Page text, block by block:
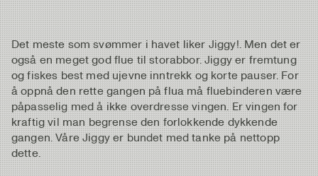
Det meste som svømmer i havet liker Jiggy!. Men det er
også en meget god flue til storabbor. Jiggy er fremtung
og fiskes best med ujevne inntrekk og korte pauser. For
å oppnå den rette gangen på flua må fluebinderen være
påpasselig med å ikke overdresse vingen. Er vingen for
kraftig vil man begrense den forlokkende dykkende
gangen. Våre Jiggy er bundet med tanke på nettopp
dette.